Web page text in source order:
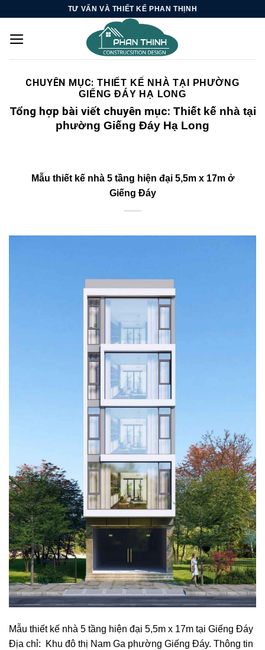
content
TƯ VẤN VÀ THIẾT KẾ PHAN THỊNH
CHUYÊN MỤC:THIẾT KẾ NHÀ TẠI PHƯỜNG
GIẾNG ĐÁY HẠ LONG
Tổng hợp bài viết chuyên mục: Thiết kế nhà tại
phường Giếng Đáy Hạ Long
Mẫu thiết kế nhà 5 tầng hiện đại 5,5m x 17m ở
Giếng Đáy
Mẫu thiết kế nhà 5 tầng hiện đại 5,5m x 17m tại Giếng Đáy
Địa chỉ: Khu đô thị Nam Ga phường Giếng Đáy. Thông tin